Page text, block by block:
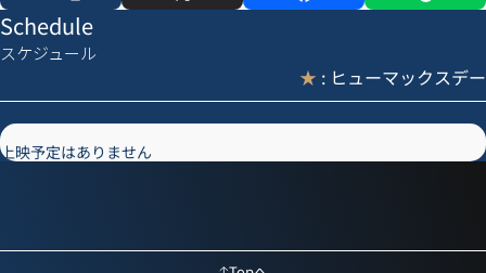
Schedule
スケジュール
★ : ヒューマックスデー
上映予定はありません